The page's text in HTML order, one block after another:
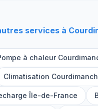
services à
à chaleur
Climatisation
Île-de-France